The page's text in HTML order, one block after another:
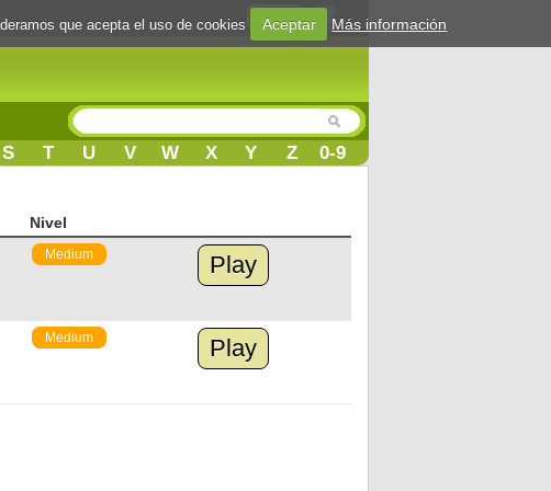
Login
S T U V W X Y Z 0-9
Nivel
Medium Play
Medium Play
que acepta el uso de cookies Aceptar Más información